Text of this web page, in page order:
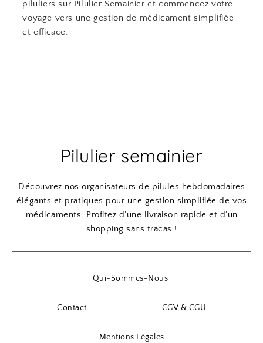
piluliers sur Pilulier Semainier et commencez votre
voyage vers une gestion de médicament simplifiée
et efficace.
Pilulier semainier
Découvrez nos organisateurs de pilules hebdomadaires
élégants et pratiques pour une gestion simplifiée de vos
médicaments. Profitez d’une livraison rapide et d’un
shopping sans tracas !
Qui-Sommes-Nous
Contact CGV & CGU
Mentions Légales